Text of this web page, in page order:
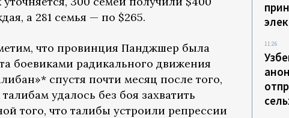
а 281 семья — по $265.
что провинция Панджшер была
боевиками радикального движения
спустя почти месяц после того,
талибам удалось без боя захватить
того, что талибы устроили репрессии
11:26